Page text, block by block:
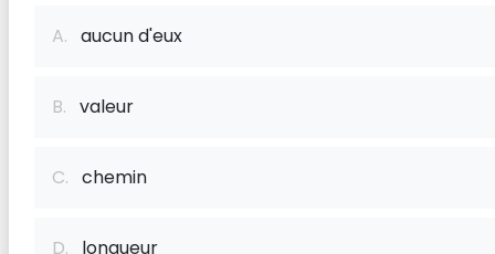
A. aucun d'eux
B. valeur
C. chemin
D. longueur